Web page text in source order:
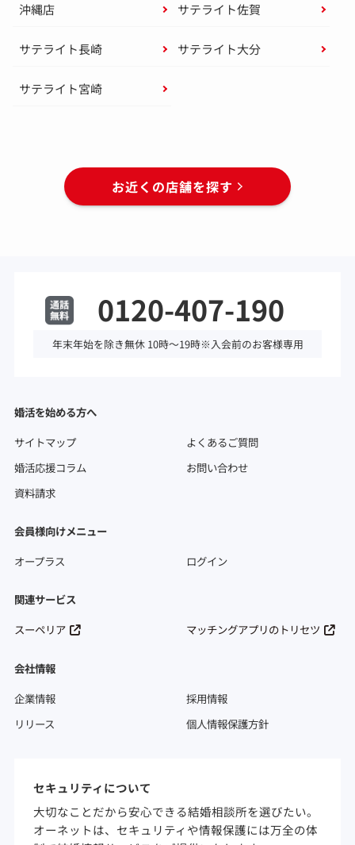
沖縄店 サテライト佐賀
サテライト長崎 サテライト大分
サテライト宮崎
お近くの店舗を探す
0120-407-190
年末年始を除き無休 10時～19時※入会前のお客様専用
婚活を始める方へ
サイトマップ
よくあるご質問
婚活応援コラム
お問い合わせ
資料請求
会員様向けメニュー
オープラス
ログイン
関連サービス
スーペリア
マッチングアプリのトリセツ
会社情報
企業情報
採用情報
リリース
個人情報保護方針
セキュリティについて
大切なことだから安心できる結婚相談所を選びたい。
オーネットは、セキュリティや情報保護には万全の体